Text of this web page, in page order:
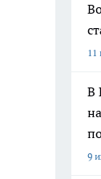
11
В
9